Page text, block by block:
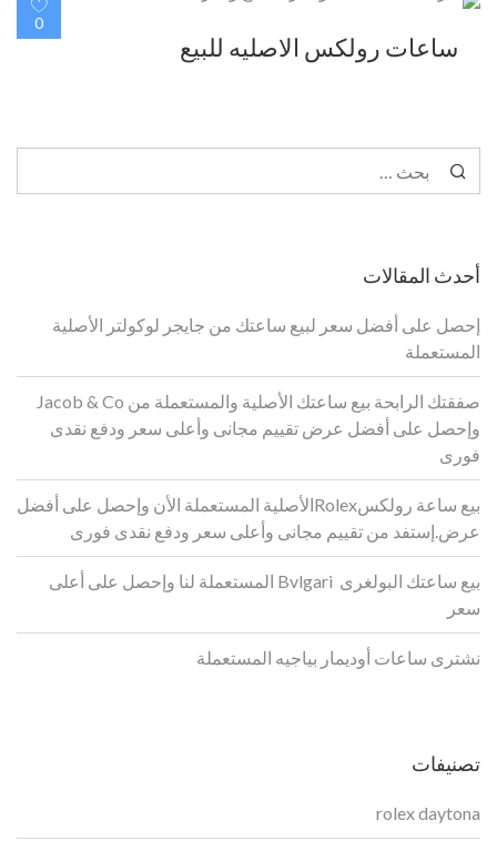
0
ساعات رولكس الاصليه للبيع
البحث عن:
أحدث المقالات
إحصل على أفضل سعر لبيع ساعتك من جايجر لوكولتر الأصلية
المستعملة
صفقتك الرابحة بيع ساعتك الأصلية والمستعملة من Jacob & Co
وإحصل على أفضل عرض تقييم مجانى وأعلى سعر ودفع نقدى
فورى
بيع ساعة رولكسRolexالأصلية المستعملة الأن وإحصل على أفضل
عرض.إستفد من تقييم مجانى وأعلى سعر ودفع نقدى فورى
بيع ساعتك البولغرى Bvlgari المستعملة لنا وإحصل على أعلى
سعر
نشترى ساعات أوديمار بياجيه المستعملة
تصنيفات
rolex daytona